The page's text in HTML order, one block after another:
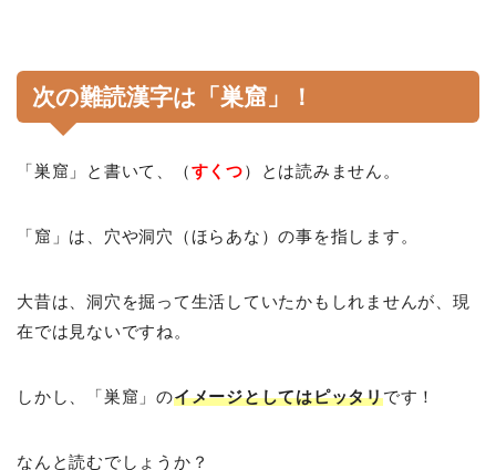
次の難読漢字は「巣窟」！
「巣窟」と書いて、（すくつ）とは読みません。
「窟」は、穴や洞穴（ほらあな）の事を指します。
大昔は、洞穴を掘って生活していたかもしれませんが、現
在では見ないですね。
しかし、「巣窟」のイメージとしてはピッタリです！
なんと読むでしょうか？